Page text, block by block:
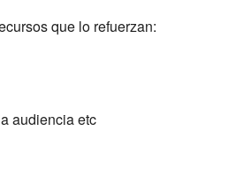
que lo refuerzan:
audiencia etc